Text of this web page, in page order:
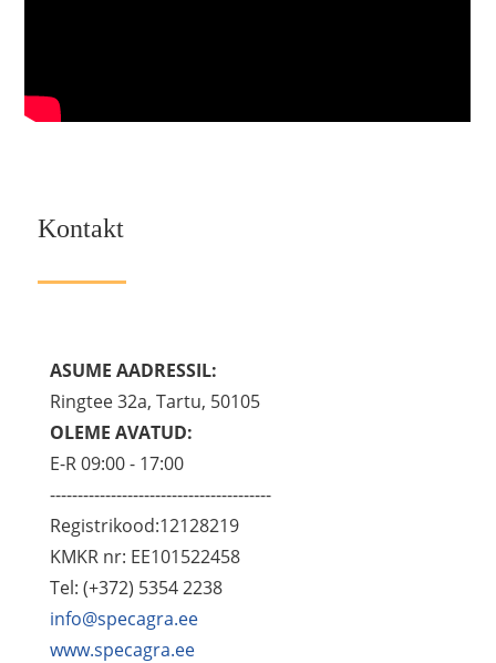
Kontakt
ASUME AADRESSIL:
Ringtee 32a, Tartu, 50105
OLEME AVATUD:
E-R 09:00 - 17:00
----------------------------------------
Registrikood:12128219
KMKR nr: EE101522458
Tel: (+372) 5354 2238
info@specagra.ee
www.specagra.ee